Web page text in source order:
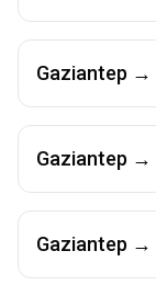
Gaziantep →
Gaziantep →
Gaziantep →